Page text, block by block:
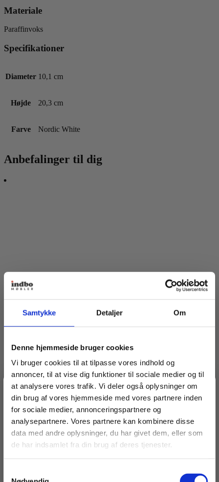
Samtykke Detaljer Om
Denne hjemmeside bruger cookies
Vi bruger cookies til at tilpasse vores indhold og
annoncer, til at vise dig funktioner til sociale medier og til
at analysere vores trafik. Vi deler også oplysninger om
din brug af vores hjemmeside med vores partnere inden
for sociale medier, annonceringspartnere og
analysepartnere. Vores partnere kan kombinere disse
data med andre oplysninger, du har givet dem, eller som
de har indsamlet fra din brug af deres tjenester.
Materiale
Paraffinvoks
Specifikationer
Diameter 10,1 cm
Højde 20,3 cm
Farve Nordic White
Anbefalinger til dig
Spar 20% på dit første køb
Bliv medlem af Indbo Møblers kundeklub!
20% rabat på dit første køb
og modtag vores
nyhedsbrev med tilbud, nyheder, inspiration og
invitationer til eksklusive events.